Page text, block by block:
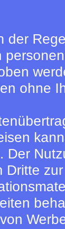
der
ohne
Der